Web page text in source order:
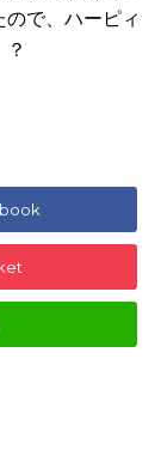
で、ハーピィ